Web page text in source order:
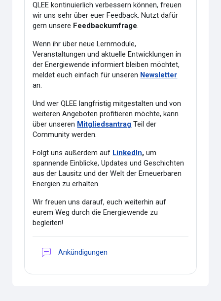
QLEE kontinuierlich verbessern können, freuen
wir uns sehr über euer Feedback. Nutzt dafür
gern unsere Feedbackumfrage.
Wenn ihr über neue Lernmodule,
Veranstaltungen und aktuelle Entwicklungen in
der Energiewende informiert bleiben möchtet,
meldet euch einfach für unseren Newsletter
an.
Und wer QLEE langfristig mitgestalten und von
weiteren Angeboten profitieren möchte, kann
über unseren Mitgliedsantrag Teil der
Community werden.
Folgt uns außerdem auf LinkedIn,um
spannende Einblicke, Updates und Geschichten
aus der Lausitz und der Welt der Erneuerbaren
Energien zu erhalten.
Wir freuen uns darauf, euch weiterhin auf
eurem Weg durch die Energiewende zu
begleiten!
Ankündigungen